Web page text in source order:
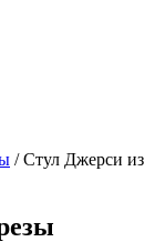
/ Стул Джерси из